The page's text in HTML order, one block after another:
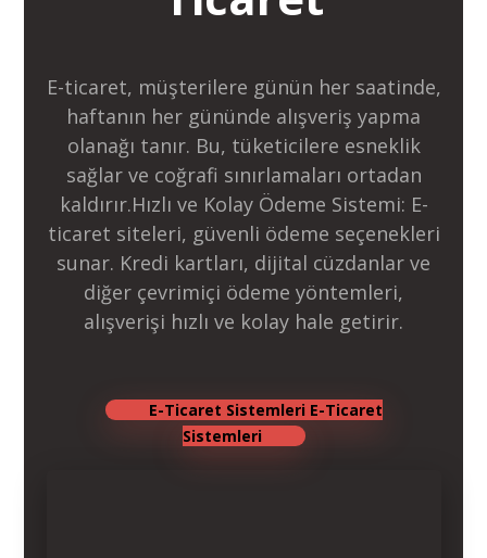
E-ticaret, müşterilere günün her saatinde,
haftanın her gününde alışveriş yapma
olanağı tanır. Bu, tüketicilere esneklik
sağlar ve coğrafi sınırlamaları ortadan
kaldırır.Hızlı ve Kolay Ödeme Sistemi: E-
ticaret siteleri, güvenli ödeme seçenekleri
sunar. Kredi kartları, dijital cüzdanlar ve
diğer çevrimiçi ödeme yöntemleri,
alışverişi hızlı ve kolay hale getirir.
E-Ticaret Sistemleri E-Ticaret
Sistemleri